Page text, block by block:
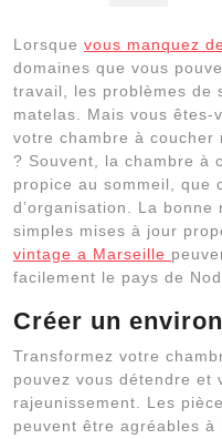
Lorsque vous manquez
domaines que vous
travail, les problèmes de
matelas. Mais vous êtes-
votre chambre à coucher
? Souvent, la chambre à
propice au sommeil, que
d’organisation. La bonne
simples mises à jour
vintage a Marseille
facilement le pays de
Créer un
Transformez votre
pouvez vous détendre et
rajeunissement. Les
peuvent être agréables